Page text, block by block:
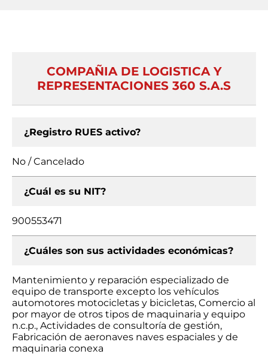
COMPAÑIA DE LOGISTICA Y
REPRESENTACIONES 360 S.A.S
¿Registro RUES activo?
No / Cancelado
¿Cuál es su NIT?
900553471
¿Cuáles son sus actividades económicas?
Mantenimiento y reparación especializado de
equipo de transporte excepto los vehículos
automotores motocicletas y bicicletas, Comercio al
por mayor de otros tipos de maquinaria y equipo
n.c.p., Actividades de consultoría de gestión,
Fabricación de aeronaves naves espaciales y de
maquinaria conexa